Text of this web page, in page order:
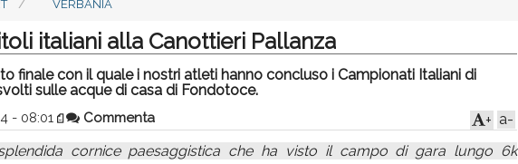
VERBANIA
italiani alla Canottieri Pallanza
finale con il quale i nostri atleti hanno concluso i Campionati Italiani di
sulle acque di casa di Fondotoce.
- 08:01 Commenta a-
+
cornice paesaggistica che ha visto il campo di gara lungo 6k